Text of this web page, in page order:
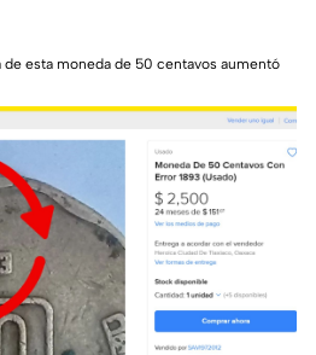
de esta moneda de 50 centavos aumentó